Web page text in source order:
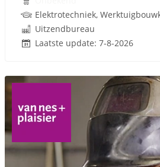
Elektrotechniek,
Uitzendbureau
Laatste update: 7-8-2026